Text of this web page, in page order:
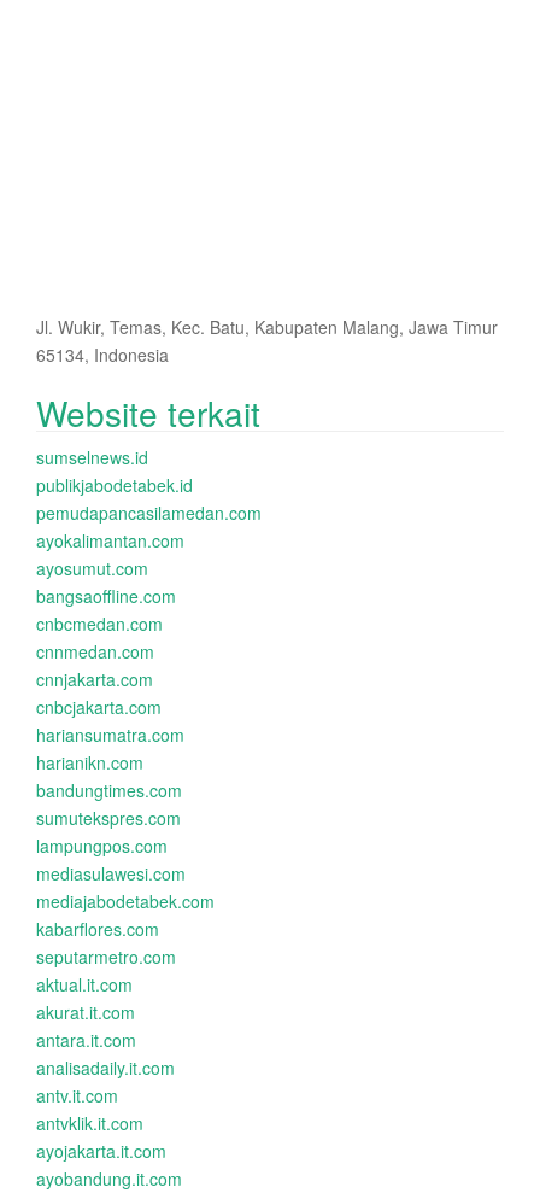
Jl. Wukir, Temas, Kec. Batu, Kabupaten Malang, Jawa Timur
65134, Indonesia
Website terkait
sumselnews.id
publikjabodetabek.id
pemudapancasilamedan.com
ayokalimantan.com
ayosumut.com
bangsaoffline.com
cnbcmedan.com
cnnmedan.com
cnnjakarta.com
cnbcjakarta.com
hariansumatra.com
harianikn.com
bandungtimes.com
sumutekspres.com
lampungpos.com
mediasulawesi.com
mediajabodetabek.com
kabarflores.com
seputarmetro.com
aktual.it.com
akurat.it.com
antara.it.com
analisadaily.it.com
antv.it.com
antvklik.it.com
ayojakarta.it.com
ayobandung.it.com